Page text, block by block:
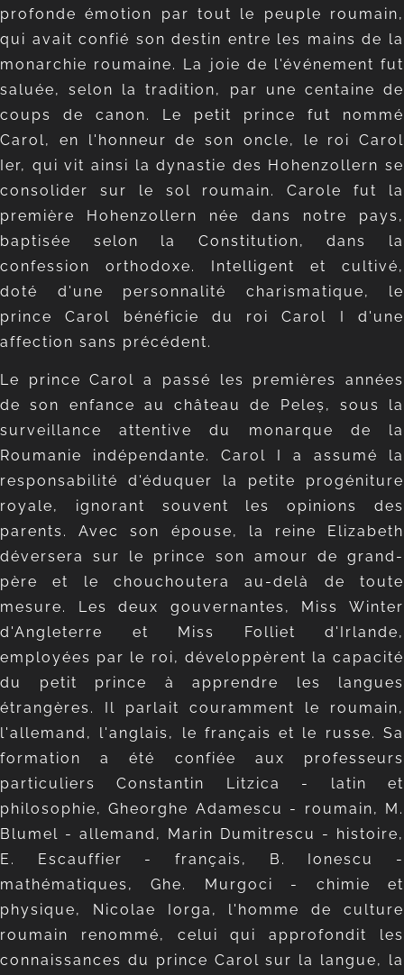
profonde émotion par tout le peuple roumain,
qui avait confié son destin entre les mains de la
monarchie roumaine. La joie de l'événement fut
saluée, selon la tradition, par une centaine de
coups de canon. Le petit prince fut nommé
Carol, en l'honneur de son oncle, le roi Carol
Ier, qui vit ainsi la dynastie des Hohenzollern se
consolider sur le sol roumain. Carole fut la
première Hohenzollern née dans notre pays,
baptisée selon la Constitution, dans la
confession orthodoxe. Intelligent et cultivé,
doté d'une personnalité charismatique, le
prince Carol bénéficie du roi Carol I d'une
affection sans précédent.
Le prince Carol a passé les premières années
de son enfance au château de Peleș, sous la
surveillance attentive du monarque de la
Roumanie indépendante. Carol I a assumé la
responsabilité d'éduquer la petite progéniture
royale, ignorant souvent les opinions des
parents. Avec son épouse, la reine Elizabeth
déversera sur le prince son amour de grand-
père et le chouchoutera au-delà de toute
mesure. Les deux gouvernantes, Miss Winter
d'Angleterre et Miss Folliet d'Irlande,
employées par le roi, développèrent la capacité
du petit prince à apprendre les langues
étrangères. Il parlait couramment le roumain,
l'allemand, l'anglais, le français et le russe. Sa
formation a été confiée aux professeurs
particuliers Constantin Litzica - latin et
philosophie, Gheorghe Adamescu - roumain, M.
Blumel - allemand, Marin Dumitrescu - histoire,
E. Escauffier - français, B. Ionescu -
mathématiques, Ghe. Murgoci - chimie et
physique, Nicolae Iorga, l'homme de culture
roumain renommé, celui qui approfondit les
connaissances du prince Carol sur la langue, la